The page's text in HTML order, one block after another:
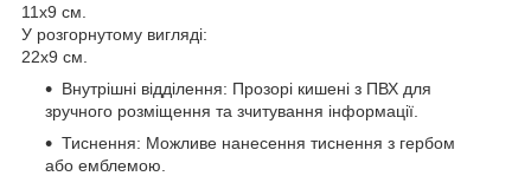
11х9 см.
У розгорнутому вигляді:
22х9 см.
Внутрішні відділення: Прозорі кишені з ПВХ для
зручного розміщення та зчитування інформації.
Тиснення: Можливе нанесення тиснення з гербом
або емблемою.